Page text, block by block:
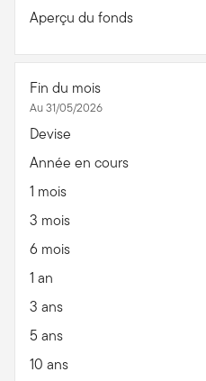
Aperçu du fonds
Fin du mois
Au 31/05/2026
Devise
Année en cours
1 mois
3 mois
6 mois
1 an
3 ans
5 ans
10 ans